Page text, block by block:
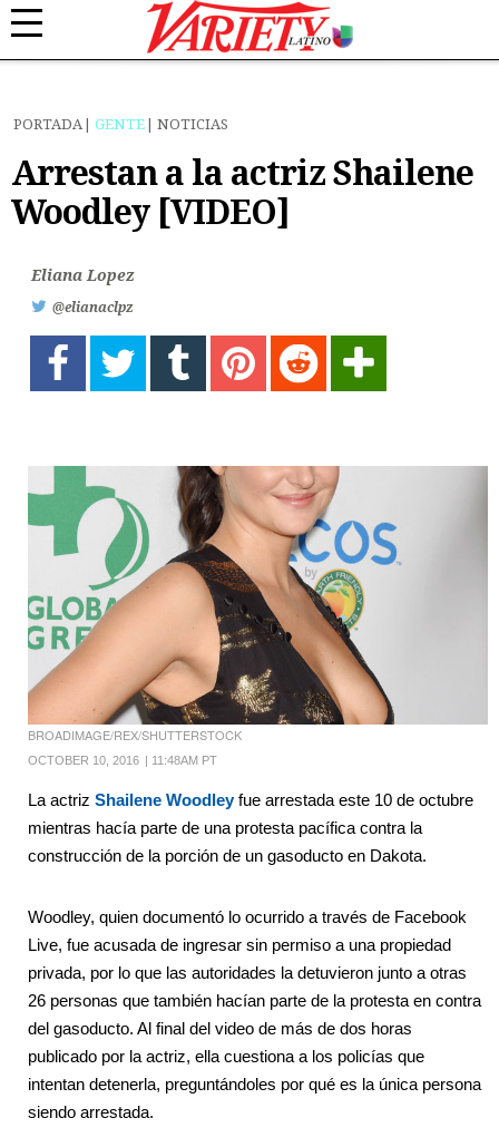
PORTADA GENTE NOTICIAS
Arrestan a la actriz Shailene
Woodley [VIDEO]
Eliana Lopez
@elianaclpz
BROADIMAGE/REX/SHUTTERSTOCK
OCTOBER 10, 2016 11:48AM PT
La actriz Shailene Woodleyfue arrestada este 10 de octubre
mientras hacía parte de una protesta pacífica contra la
construcción de la porción de un gasoducto en Dakota.
Woodley, quien documentó lo ocurrido a través de Facebook
Live, fue acusada de ingresar sin permiso a una propiedad
privada, por lo que las autoridades la detuvieron junto a otras
26 personas que también hacían parte de la protesta en contra
del gasoducto. Al final del video de más de dos horas
publicado por la actriz, ella cuestiona a los policías que
intentan detenerla, preguntándoles por qué es la única persona
siendo arrestada.